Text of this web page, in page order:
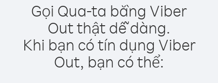
Gọi Qua-ta bằng Viber
Out thật dễ dàng.
Khi bạn có tín dụng Viber
Out, bạn có thể: